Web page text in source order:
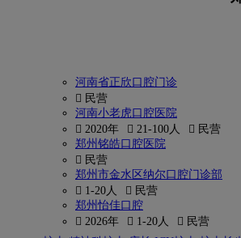
河南省正欣口腔门诊
 民营
河南小老虎口腔医院
 2020年
 21-100人
 民营
郑州铭皓口腔医院
 民营
郑州市金水区纳尔口腔门诊部
 1-20人
 民营
郑州怡佳口腔
 2026年
 1-20人  民营